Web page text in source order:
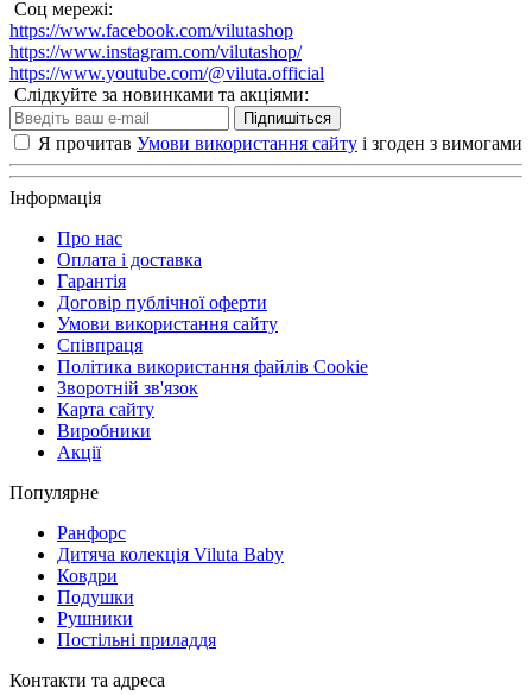
Соц мережі:
https://www.facebook.com/vilutashop
https://www.instagram.com/vilutashop/
https://www.youtube.com/@viluta.official
Слідкуйте за новинками та акціями:
Підпишіться
Я прочитав Умови використання сайту і згоден з вимогами
Інформація
Про нас
Оплата і доставка
Гарантія
Договір публічної оферти
Умови використання сайту
Співпраця
Політика використання файлів Cookie
Зворотній зв'язок
Карта сайту
Виробники
Акції
Популярне
Ранфорс
Дитяча колекція Viluta Baby
Ковдри
Подушки
Рушники
Постільні приладдя
Контакти та адреса